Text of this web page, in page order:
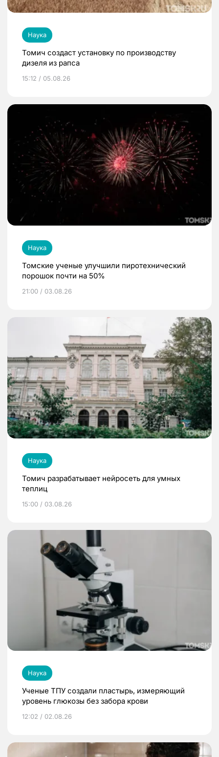
Наука
Томич создаст установку по производству
дизеля из рапса
15:12 / 05.08.26
Наука
Томские ученые улучшили пиротехнический
порошок почти на 50%
21:00 / 03.08.26
Наука
Томич разрабатывает нейросеть для умных
теплиц
15:00 / 03.08.26
Наука
Ученые ТПУ создали пластырь, измеряющий
уровень глюкозы без забора крови
12:02 / 02.08.26